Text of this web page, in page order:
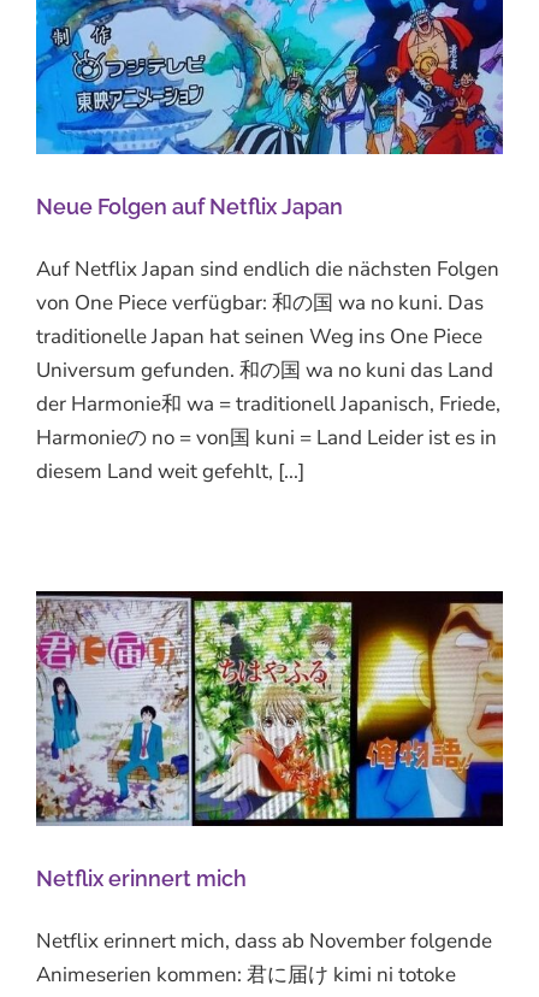
Neue Folgen auf Netflix Japan
Auf Netflix Japan sind endlich die nächsten Folgen
von One Piece verfügbar: 和の国 wa no kuni. Das
traditionelle Japan hat seinen Weg ins One Piece
Universum gefunden. 和の国 wa no kuni das Land
der Harmonie和 wa = traditionell Japanisch, Friede,
Harmonieの no = von国 kuni = Land Leider ist es in
diesem Land weit gefehlt, [...]
Netflix erinnert mich
Netflix erinnert mich, dass ab November folgende
Animeserien kommen: 君に届け kimi ni totoke